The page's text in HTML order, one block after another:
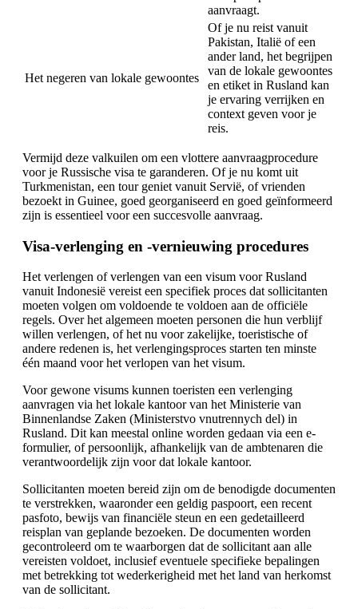
aanvraagt.
Het negeren van lokale gewoontes
Of je nu reist vanuit
Pakistan, Italië of een
ander land, het begrijpen
van de lokale gewoontes
en etiket in Rusland kan
je ervaring verrijken en
context geven voor je
reis.
Vermijd deze valkuilen om een vlottere aanvraagprocedure
voor je Russische visa te garanderen. Of je nu komt uit
Turkmenistan, een tour geniet vanuit Servië, of vrienden
bezoekt in Guinee, goed georganiseerd en goed geïnformeerd
zijn is essentieel voor een succesvolle aanvraag.
Visa-verlenging en -vernieuwing procedures
Het verlengen of verlengen van een visum voor Rusland
vanuit Indonesië vereist een specifiek proces dat sollicitanten
moeten volgen om voldoende te voldoen aan de officiële
regels. Over het algemeen moeten personen die hun verblijf
willen verlengen, of het nu voor zakelijke, toeristische of
andere redenen is, het verlengingsproces starten ten minste
één maand voor het verlopen van het visum.
Voor gewone visums kunnen toeristen een verlenging
aanvragen via het lokale kantoor van het Ministerie van
Binnenlandse Zaken (Ministerstvo vnutrennych del) in
Rusland. Dit kan meestal online worden gedaan via een e-
formulier, of persoonlijk, afhankelijk van de ambtenaren die
verantwoordelijk zijn voor dat lokale kantoor.
Sollicitanten moeten bereid zijn om de benodigde documenten
te verstrekken, waaronder een geldig paspoort, een recent
pasfoto, bewijs van financiële steun en een gedetailleerd
reisplan van geplande bezoeken. De documenten worden
gecontroleerd om te waarborgen dat de sollicitant aan alle
vereisten voldoet, inclusief eventuele specifieke bepalingen
met betrekking tot wederkerigheid met het land van herkomst
van de sollicitant.